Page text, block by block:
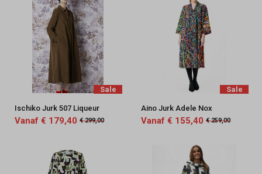
Sale
Ischiko Jurk 507 Liqueur
Vanaf € 179,40 € 299,00
Sale
Aino Jurk Adele Nox
Vanaf € 155,40 € 259,00